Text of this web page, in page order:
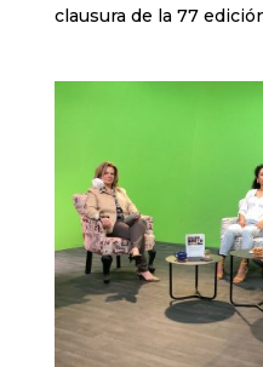
clausura de la 77